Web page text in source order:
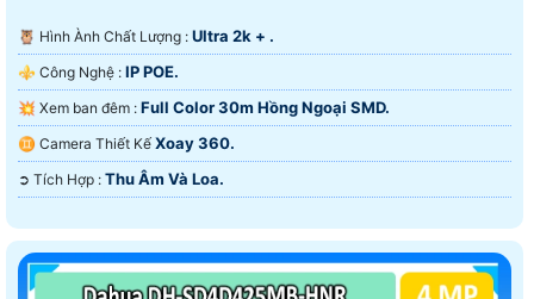
🦉 Hình Ành Chất Lượng : Ultra 2k + .
⚜️ Công Nghệ : IP POE.
💥 Xem ban đêm : Full Color 30m Hồng Ngoại SMD.
♊ Camera Thiết Kế Xoay 360.
️➲ Tích Hợp : Thu Âm Và Loa.